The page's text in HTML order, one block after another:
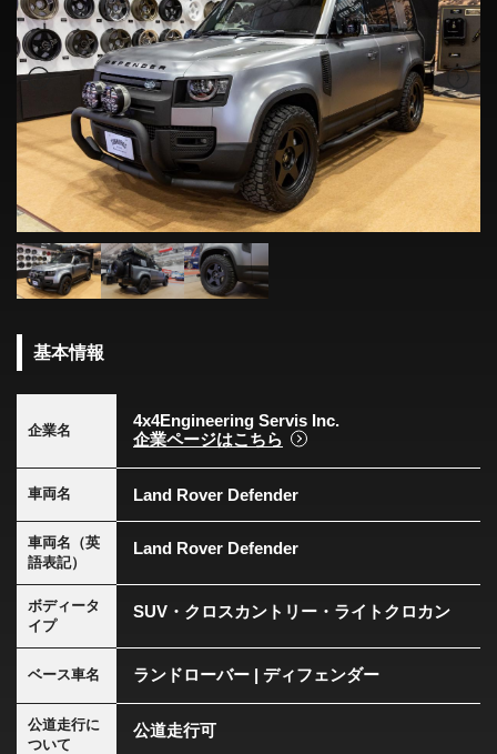
基本情報
企業名
4x4Engineering Servis Inc.
企業ページはこちら
車両名 Land Rover Defender
車両名（英
語表記）
Land Rover Defender
ボディータ
イプ
SUV・クロスカントリー・ライトクロカン
ベース車名 ランドローバー | ディフェンダー
公道走行に
ついて
公道走行可